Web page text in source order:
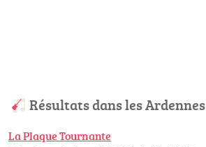
Résultats dans les Ardennes
La Plaque Tournante